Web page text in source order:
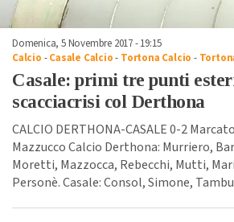
Domenica, 5 Novembre 2017 - 19:15
Calcio -Casale Calcio- Tortona Calcio -
Casale: primi tre punti
scacciacrisi col Derthona
CALCIO DERTHONA-CASALE 0-2
Mazzucco Calcio Derthona: Murriero,
Moretti, Mazzocca, Rebecchi, Mutti,
Personè. Casale: Consol, Simone,